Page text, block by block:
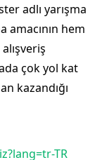
adlı yarışma
amacının hem
çok yol kat
kazandığı
TR